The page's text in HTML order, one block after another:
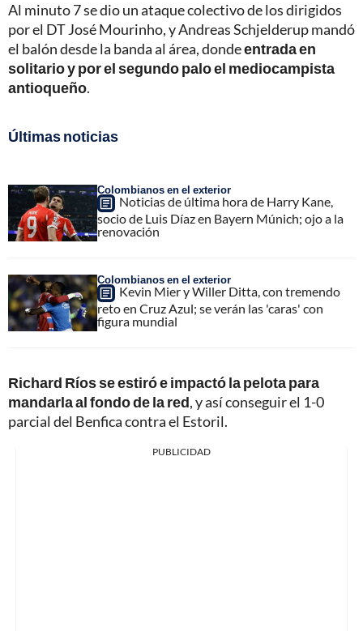
Al minuto 7 se dio un ataque colectivo de los dirigidos
por el DT José Mourinho, y Andreas Schjelderup mandó
el balón desde la banda al área, dondeentrada en
solitario y por el segundo palo el mediocampista
antioqueño.
Últimas noticias
Colombianos en el exterior
Noticias de última hora de Harry Kane,
socio de Luis Díaz en Bayern Múnich; ojo a la
renovación
Colombianos en el exterior
Kevin Mier y Willer Ditta, con tremendo
reto en Cruz Azul; se verán las 'caras' con
figura mundial
Richard Ríos se estiró e impactó la pelota para
mandarla al fondo de la red, y así conseguir el 1-0
parcial del Benfica contra el Estoril.
PUBLICIDAD